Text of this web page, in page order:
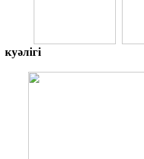
куәлігі